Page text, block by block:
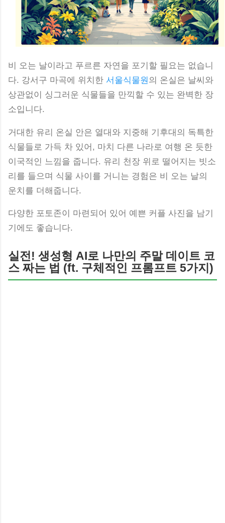
비 오는 날이라고 푸르른 자연을 포기할 필요는 없습니
다. 강서구 마곡에 위치한 서울식물원 의 온실은 날씨와
상관없이 싱그러운 식물들을 만끽할 수 있는 완벽한 장
소입니다.
거대한 유리 온실 안은 열대와 지중해 기후대의 독특한
식물들로 가득 차 있어, 마치 다른 나라로 여행 온 듯한
이국적인 느낌을 줍니다. 유리 천장 위로 떨어지는 빗소
리를 들으며 식물 사이를 거니는 경험은 비 오는 날의
운치를 더해줍니다.
다양한 포토존이 마련되어 있어 예쁜 커플 사진을 남기
기에도 좋습니다.
실전! 생성형 AI로 나만의 주말 데이트 코
스 짜는 법 (ft. 구체적인 프롬프트 5가지)